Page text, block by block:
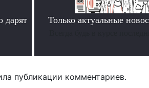
дарят
Только актуальные
публикации комментариев.